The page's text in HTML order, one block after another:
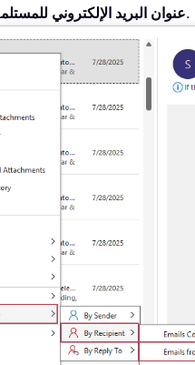
عنوان البريد الإلكتروني للمستلملتطبيق هذه الميزة.